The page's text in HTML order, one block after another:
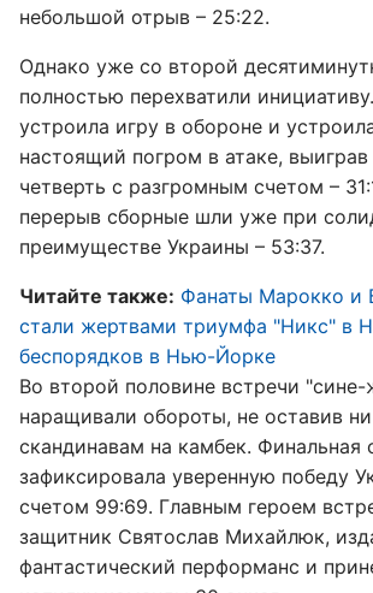
небольшой отрыв – 25:22.
Однако уже со второй
полностью перехватили
устроила игру в обороне и
настоящий погром в атаке,
четверть с разгромным счетом –
перерыв сборные шли уже при
преимуществе Украины – 53:37.
Читайте также: Фанаты Марокко и
стали жертвами триумфа "Никс" в
беспорядков в Нью-Йорке
Во второй половине встречи
наращивали обороты, не оставив
скандинавам на камбек. Финальная
зафиксировала уверенную победу
счетом 99:69. Главным героем
защитник Святослав Михайлюк,
фантастический перформанс и